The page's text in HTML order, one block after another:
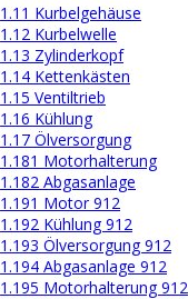
1.11 Kurbelgehäuse
1.12 Kurbelwelle
1.13 Zylinderkopf
1.14 Kettenkästen
1.15 Ventiltrieb
1.16 Kühlung
1.17 Ölversorgung
1.181 Motorhalterung
1.182 Abgasanlage
1.191 Motor 912
1.192 Kühlung 912
1.193 Ölversorgung 912
1.194 Abgasanlage 912
1.195 Motorhalterung 912